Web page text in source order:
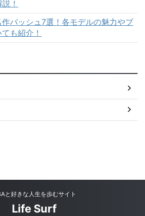
！
バッシュ7選！各モデルの魅力やブ
も紹介！
と好きな人生を歩むサイト
Life Surf